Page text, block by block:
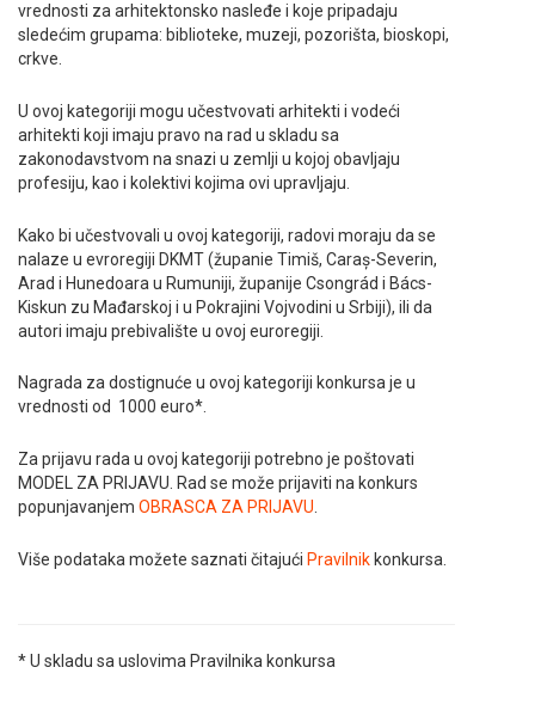
vrednosti za arhitektonsko nasleđe i koje pripadaju
sledećim grupama: biblioteke, muzeji, pozorišta, bioskopi,
crkve.
U ovoj kategoriji mogu učestvovati arhitekti i vodeći
arhitekti koji imaju pravo na rad u skladu sa
zakonodavstvom na snazi u zemlji u kojoj obavljaju
profesiju, kao i kolektivi kojima ovi upravljaju.
Kako bi učestvovali u ovoj kategoriji, radovi moraju da se
nalaze u evroregiji DKMT (županie Timiš, Caraș-Severin,
Arad i Hunedoara u Rumuniji, županije Csongrád i Bács-
Kiskun zu Mađarskoj i u Pokrajini Vojvodini u Srbiji), ili da
autori imaju prebivalište u ovoj euroregiji.
Nagrada za dostignuće u ovoj kategoriji konkursa je u
vrednosti od 1000 euro*.
Za prijavu rada u ovoj kategoriji potrebno je poštovati
MODEL ZA PRIJAVU. Rad se može prijaviti na konkurs
popunjavanjem OBRASCA ZA PRIJAVU
Više podataka možete saznati čitajući Pravilnik konkursa.
* U skladu sa uslovima Pravilnika konkursa